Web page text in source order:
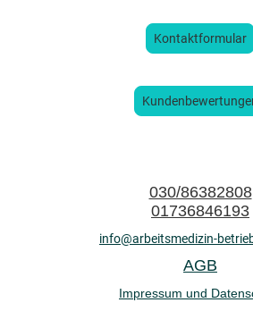
Kontaktformular
030/86382808
01736846193
info@arbeitsmedizin-
AGB
Impressum und